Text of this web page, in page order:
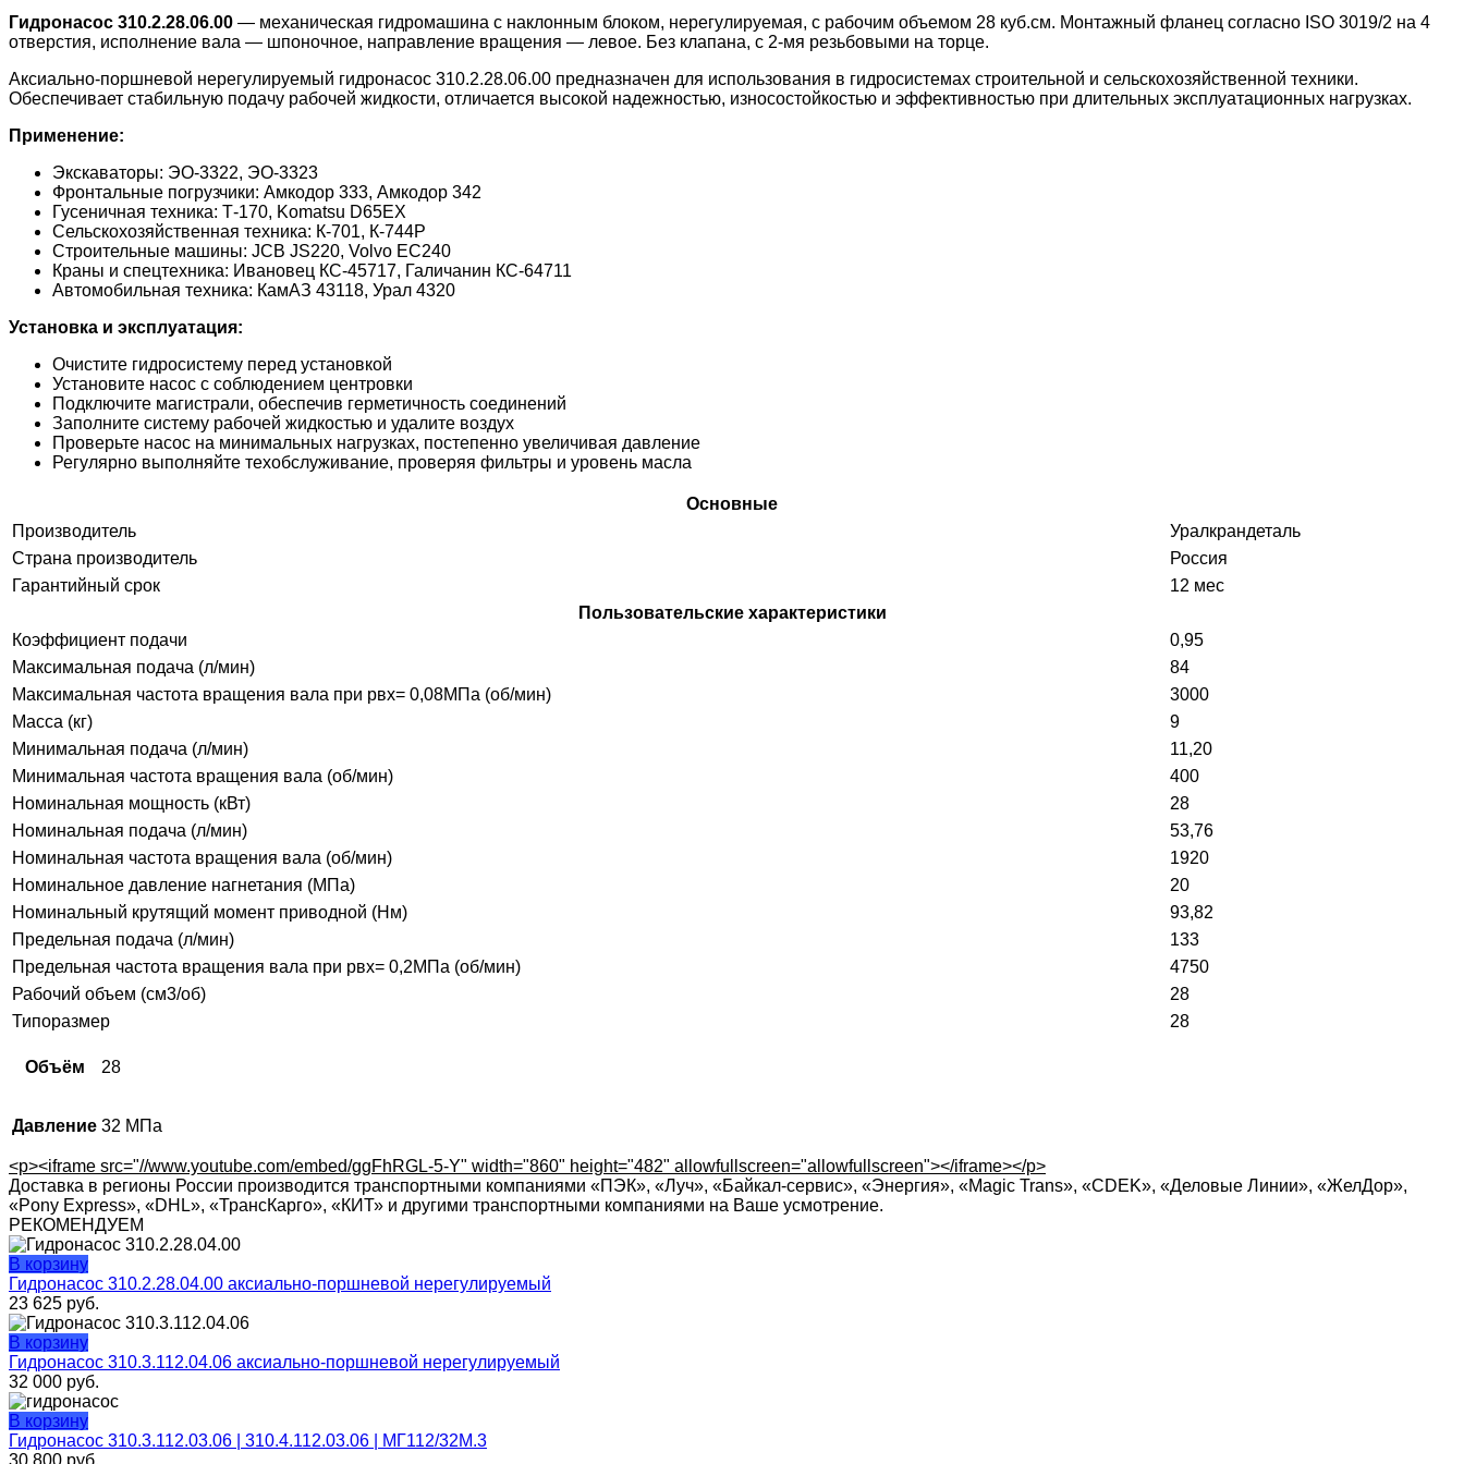
Гидронасос 310.2.28.06.00 — механическая гидромашина с наклонным блоком, нерегулируемая, с рабочим объемом 28 куб.см. Монтажный фланец согласно ISO 3019/2 на 4
отверстия, исполнение вала — шпоночное, направление вращения — левое. Без клапана, с 2-мя резьбовыми на торце.
Аксиально-поршневой нерегулируемый гидронасос 310.2.28.06.00 предназначен для использования в гидросистемах строительной и сельскохозяйственной техники.
Обеспечивает стабильную подачу рабочей жидкости, отличается высокой надежностью, износостойкостью и эффективностью при длительных эксплуатационных нагрузках.
Применение:
Экскаваторы: ЭО-3322, ЭО-3323
Фронтальные погрузчики: Амкодор 333, Амкодор 342
Гусеничная техника: Т-170, Komatsu D65EX
Сельскохозяйственная техника: К-701, К-744Р
Строительные машины: JCB JS220, Volvo EC240
Краны и спецтехника: Ивановец КС-45717, Галичанин КС-64711
Автомобильная техника: КамАЗ 43118, Урал 4320
Установка и эксплуатация:
Очистите гидросистему перед установкой
Установите насос с соблюдением центровки
Подключите магистрали, обеспечив герметичность соединений
Заполните систему рабочей жидкостью и удалите воздух
Проверьте насос на минимальных нагрузках, постепенно увеличивая давление
Регулярно выполняйте техобслуживание, проверяя фильтры и уровень масла
Основные
Производитель
Уралкрандеталь
Страна производитель
Россия
Гарантийный срок
12 мес
Пользовательские характеристики
Коэффициент подачи
0,95
Максимальная подача (л/мин)
84
Максимальная частота вращения вала при pвх= 0,08МПа (об/мин)
3000
Масса (кг)
9
Минимальная подача (л/мин)
11,20
Минимальная частота вращения вала (об/мин)
400
Номинальная мощность (кВт)
28
Номинальная подача (л/мин)
53,76
Номинальная частота вращения вала (об/мин)
1920
Номинальное давление нагнетания (МПа)
20
Номинальный крутящий момент приводной (Нм)
93,82
Предельная подача (л/мин)
133
Предельная частота вращения вала при pвх= 0,2МПа (об/мин)
4750
Рабочий объем (см3/об)
28
Типоразмер
28
Объём 28
Давление 32 МПа
<p><iframe src="//www.youtube.com/embed/ggFhRGL-5-Y" width="860" height="482" allowfullscreen="allowfullscreen"></iframe></p>
Доставка в регионы России производится транспортными компаниями «ПЭК», «Луч», «Байкал-сервис», «Энергия», «Magic Trans», «CDEK», «Деловые Линии», «ЖелДор»,
«Pony Express», «DHL», «ТрансКарго», «КИТ» и другими транспортными компаниями на Ваше усмотрение.
РЕКОМЕНДУЕМ
В корзину
Гидронасос 310.2.28.04.00 аксиально-поршневой нерегулируемый
23 625 руб.
В корзину
Гидронасос 310.3.112.04.06 аксиально-поршневой нерегулируемый
32 000 руб.
В корзину
Гидронасос 310.3.112.03.06 | 310.4.112.03.06 | МГ112/32М.3